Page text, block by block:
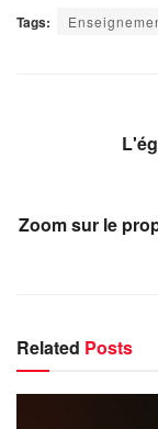
Tags:
Zoom sur le
Related Posts